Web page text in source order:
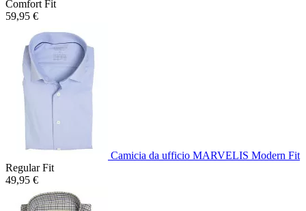
Comfort Fit
59,95 €
Camicia da ufficio MARVELIS Modern Fit
Regular Fit
49,95 €